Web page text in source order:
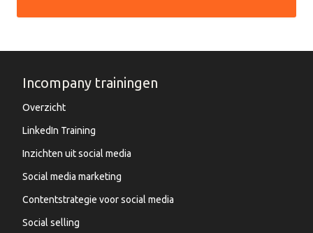
Incompany trainingen
Overzicht
LinkedIn Training
Inzichten uit social media
Social media marketing
Contentstrategie voor social media
Social selling